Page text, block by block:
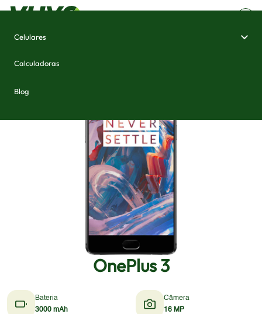
Celulares
Calculadoras
Blog
OnePlus 3
Bateria
3000 mAh
Câmera
16 MP